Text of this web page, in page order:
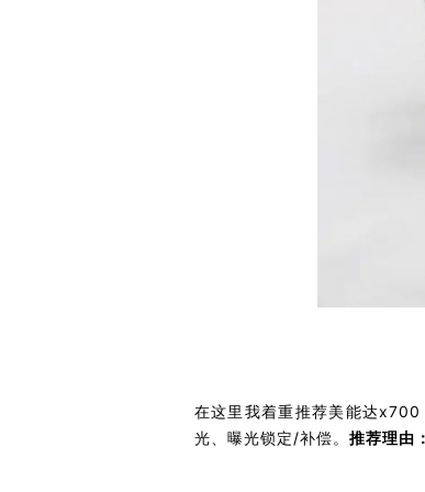
在这里我着重推荐美能达
光、曝光锁定/补偿。 推荐理由